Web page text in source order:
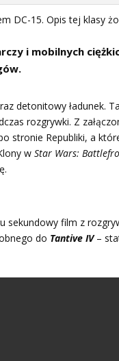
DC-15. Opis tej klasy
i mobilnych
detonitowy ładunek.
rozgrywki. Z
stronie Republiki, a
w Star Wars:
sekundowy film z
do Tantive IV–